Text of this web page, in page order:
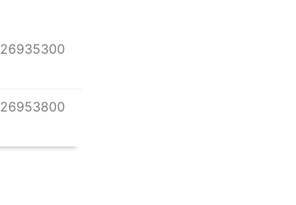
26935300
26953800